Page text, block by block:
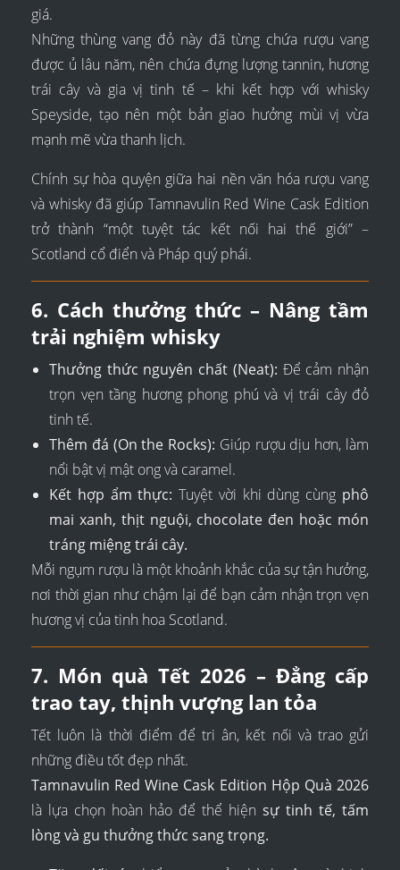
giá.
Những thùng vang đỏ này đã từng chứa rượu vang
được ủ lâu năm, nên chứa đựng lượng tannin, hương
trái cây và gia vị tinh tế – khi kết hợp với whisky
Speyside, tạo nên một bản giao hưởng mùi vị vừa
mạnh mẽ vừa thanh lịch.
Chính sự hòa quyện giữa hai nền văn hóa rượu vang
và whisky đã giúp Tamnavulin Red Wine Cask Edition
trở thành “một tuyệt tác kết nối hai thế giới” –
Scotland cổ điển và Pháp quý phái.
6. Cách thưởng thức – Nâng tầm
trải nghiệm whisky
Thưởng thức nguyên chất (Neat): Để cảm nhận
trọn vẹn tầng hương phong phú và vị trái cây đỏ
tinh tế.
Thêm đá (On the Rocks): Giúp rượu dịu hơn, làm
nổi bật vị mật ong và caramel.
Kết hợp ẩm thực: Tuyệt vời khi dùng cùng phô
mai xanh, thịt nguội, chocolate đen hoặc món
tráng miệng trái cây.
Mỗi ngụm rượu là một khoảnh khắc của sự tận hưởng,
nơi thời gian như chậm lại để bạn cảm nhận trọn vẹn
hương vị của tinh hoa Scotland.
7. Món quà Tết 2026 – Đẳng cấp
trao tay, thịnh vượng lan tỏa
Tết luôn là thời điểm để tri ân, kết nối và trao gửi
những điều tốt đẹp nhất.
Tamnavulin Red Wine Cask Edition Hộp Quà 2026
là lựa chọn hoàn hảo để thể hiện sự tinh tế, tấm
lòng và gu thưởng thức sang trọng.